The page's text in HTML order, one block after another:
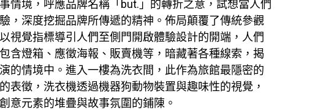
情境，呼應品牌名稱「but.」的轉折之意，試想當人們
，深度挖掘品牌所傳遞的精神。佈局顛覆了傳統參觀
視覺指標導引人們至側門開啟體驗設計的開端，人們
含燈箱、應徵海報、販賣機等，暗藏著各種線索，揭
的情境中。進入一樓為洗衣間，此作為旅館最隱密的
表徵，洗衣機透過機器狗動物裝置與趣味性的視覺，
意元素的堆疊與故事氛圍的鋪陳。